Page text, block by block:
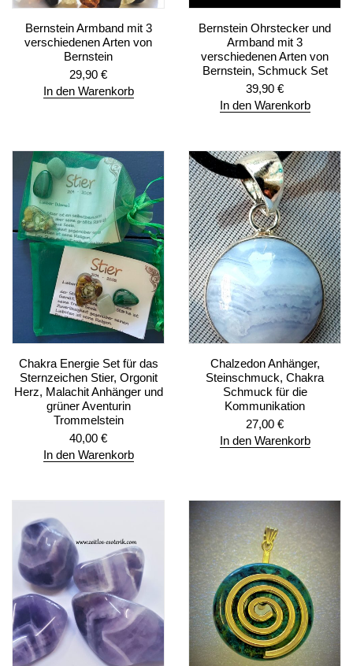
Bernstein Armband mit 3
verschiedenen Arten von
Bernstein
29,90 €
In den Warenkorb
Bernstein Ohrstecker und
Armband mit 3
verschiedenen Arten von
Bernstein, Schmuck Set
39,90 €
In den Warenkorb
Chakra Energie Set für das
Sternzeichen Stier, Orgonit
Herz, Malachit Anhänger und
grüner Aventurin
Trommelstein
40,00 €
In den Warenkorb
Chalzedon Anhänger,
Steinschmuck, Chakra
Schmuck für die
Kommunikation
27,00 €
In den Warenkorb